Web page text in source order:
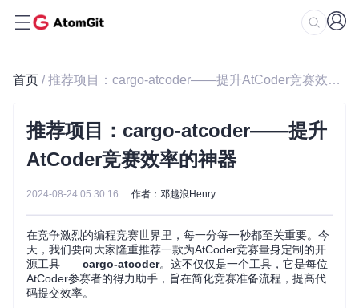
首页 / 推荐项目：cargo-atcoder——提升AtCoder竞赛效率的神器
推荐项目：cargo-atcoder——提升
AtCoder竞赛效率的神器
2024-08-24 05:30:16 作者：邓越浪Henry
在竞争激烈的编程竞赛世界里，每一分每一秒都至关重要。今
天，我们要向大家隆重推荐一款为AtCoder竞赛量身定制的开
源工具——cargo-atcoder。这不仅仅是一个工具，它是每位
AtCoder参赛者的得力助手，旨在简化竞赛准备流程，提高代
码提交效率。